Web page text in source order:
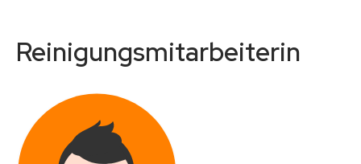
Reinigungsmitarbeiterin